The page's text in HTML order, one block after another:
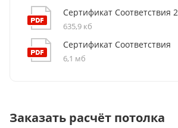
Сертификат Соответствия 2
635,9 кб
Сертификат Соответствия
6,1 мб
Заказать расчёт потолка